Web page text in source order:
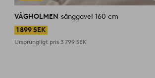
VÅGHOLMEN sänggavel 160 cm
1 899 SEK
Ursprungligt pris3 799 SEK